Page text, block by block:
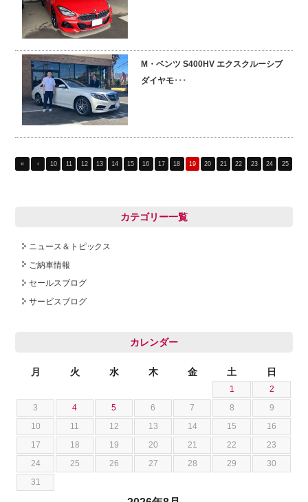
M・ベンツ S400HV エクスクルーシブ
ダイヤモ･･･
« ‹ 10 11 12 13 14 15 16 17 18 19 20 21 22 23 24 25
カテゴリー一覧
ニュース＆トピックス
ご納車情報
セールスブログ
サービスブログ
カレンダー
月 火 水 木 金 土 日
1
2
3
4 5 6 7 8
9
10
11 12 13 14 15
16
17
18 19 20 21 22
23
24
25 26 27 28 29
30
31